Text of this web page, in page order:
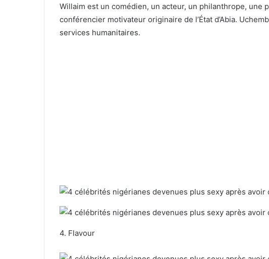
Willaim est un comédien, un acteur, un philanthrope, une
conférencier motivateur originaire de l’État d’Abia.
services humanitaires.
4. Flavour